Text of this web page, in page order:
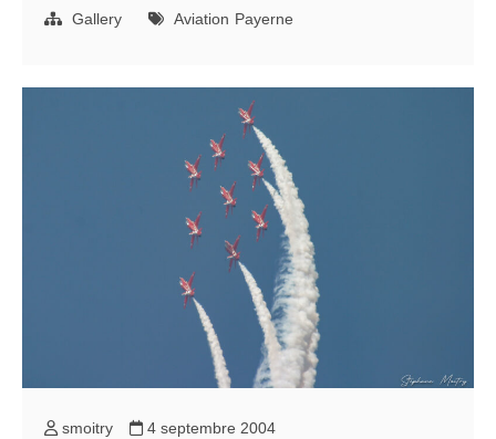
Gallery
Aviation Payerne
smoitry 4 septembre 2004